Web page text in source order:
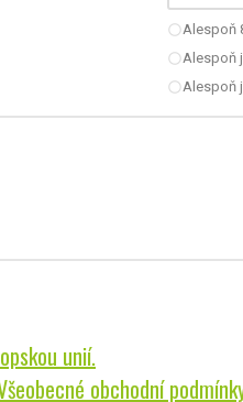
radio_button_uncheckedAlespoň
radio_button_uncheckedAlespoň
radio_button_uncheckedAlespoň
unií.
obchodní